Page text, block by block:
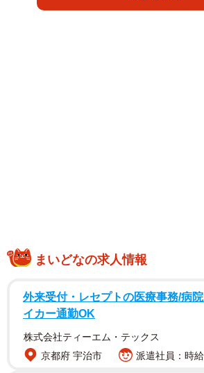
り、クラブが近くの岡山県補助陸上競
この日、J1の他のダービー2試合はサ
い込まれる事態となった。一方、中国
たのは、ファジアーノサポーターがア
せて踊る平和で明るい光景。「日本一
SNSで絶賛されている。
まいどなの求人情報
外来受付・レセプトの医療事務/病
イカー通勤OK
株式会社ティーエム・テックス
京都府 宇治市
派遣社員：時